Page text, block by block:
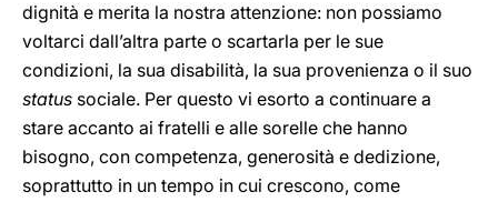
dignità e merita la nostra attenzione: non possiamo
voltarci dall’altra parte o scartarla per le sue
condizioni, la sua disabilità, la sua provenienza o il suo
status sociale. Per questo vi esorto a continuare a
stare accanto ai fratelli e alle sorelle che hanno
bisogno, con competenza, generosità e dedizione,
soprattutto in un tempo in cui crescono, come